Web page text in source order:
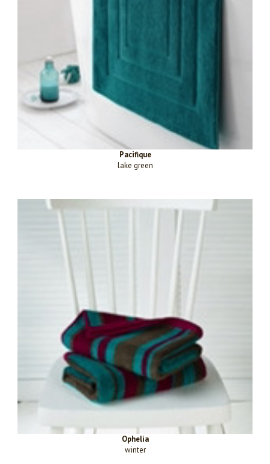
Pacifique
lake green
Ophelia
winter